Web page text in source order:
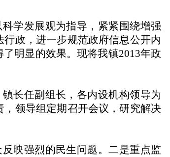
学发展观为指导，紧紧围绕增强
政，进一步规范政府信息公开内
明显的效果。现将我镇2013年政
长任副组长，各内设机构领导为
领导组定期召开会议，研究解决
映强烈的民生问题。二是重点监